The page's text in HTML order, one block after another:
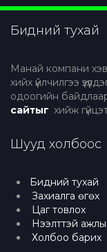
Бидний тухай
Манай компани
хийх үйлчилгээ
одоогийн
сайтыг хийж
Шууд холбоос
Бидний тухай
Захиалга өгөх
Цаг товлох
Нээлттэй
Холбоо барих